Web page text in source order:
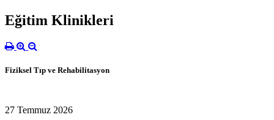
Eğitim Klinikleri
Fiziksel Tıp ve Rehabilitasyon
27 Temmuz 2026